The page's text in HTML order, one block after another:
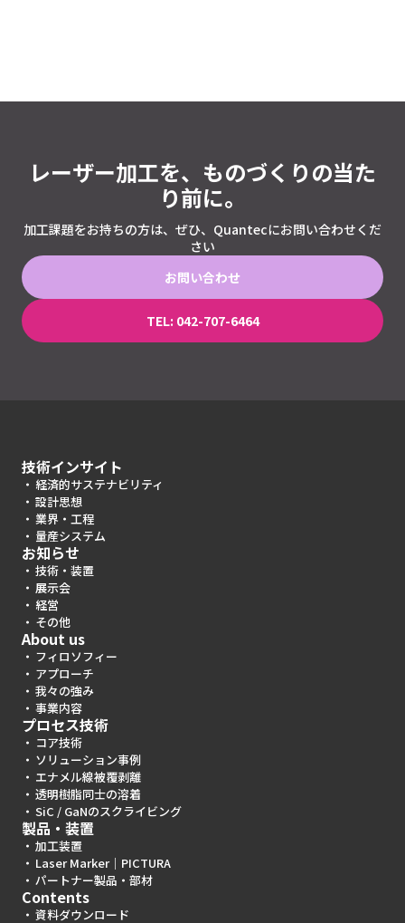
レーザー加工を、ものづくりの当た
り前に。
加工課題をお持ちの方は、ぜひ、Quantecにお問い合わせくだ
さい
お問い合わせ
TEL: 042-707-6464
技術インサイト
経済的サステナビリティ
設計思想
業界・工程
量産システム
お知らせ
技術・装置
展示会
経営
その他
About us
フィロソフィー
アプローチ
我々の強み
事業内容
プロセス技術
コア技術
ソリューション事例
エナメル線被覆剥離
透明樹脂同士の溶着
SiC / GaNのスクライビング
製品・装置
加工装置
Laser Marker｜PICTURA
パートナー製品・部材
Contents
資料ダウンロード